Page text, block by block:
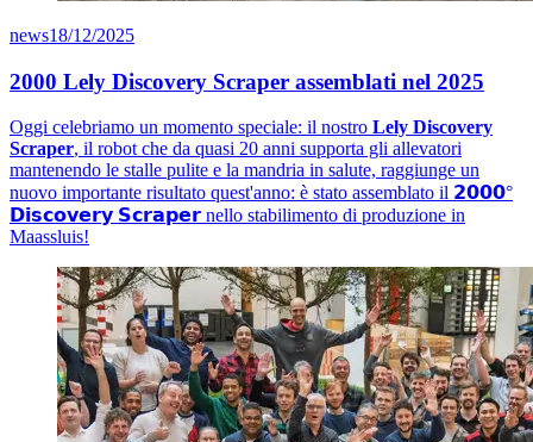
news18/12/2025
2000 Lely Discovery Scraper assemblati nel 2025
Oggi celebriamo un momento speciale: il nostro Lely Discovery
Scraper, il robot che da quasi 20 anni supporta gli allevatori
mantenendo le stalle pulite e la mandria in salute, raggiunge un
nuovo importante risultato quest'anno: è stato assemblato il 𝟮𝟬𝟬𝟬°
𝗗𝗶𝘀𝗰𝗼𝘃𝗲𝗿𝘆 𝗦𝗰𝗿𝗮𝗽𝗲𝗿 nello stabilimento di produzione in
Maassluis!